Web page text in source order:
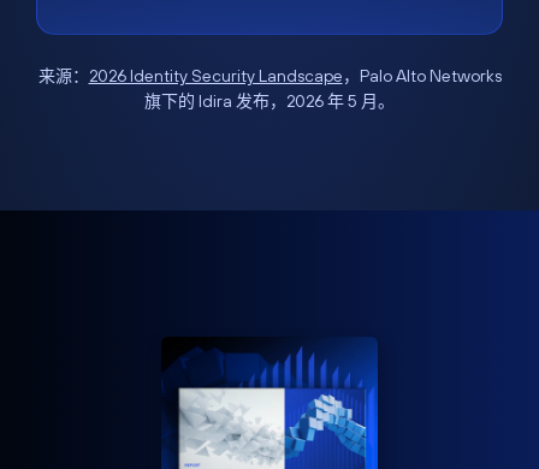
来源： 2026 Identity Security Landscape，Palo Alto Networks
旗下的 Idira 发布，2026 年 5 月。